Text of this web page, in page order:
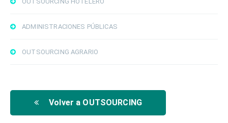
ADMINISTRACIONES PÚBLICAS
OUTSOURCING AGRARIO
Volver a OUTSOURCING